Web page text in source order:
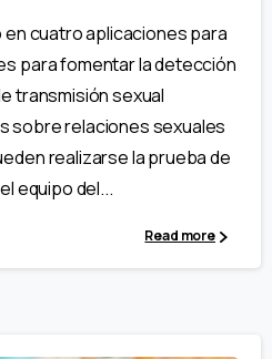
en cuatro aplicaciones para
para fomentar la detección
transmisión sexual
sobre relaciones sexuales
realizarse la prueba de
equipo del...
Read more